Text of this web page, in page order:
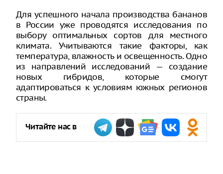
Для успешного начала производства бананов
в России уже проводятся исследования по
выбору оптимальных сортов для местного
климата. Учитываются такие факторы, как
температура, влажность и освещенность. Одно
из направлений исследований — создание
новых гибридов, которые смогут
адаптироваться к условиям южных регионов
страны.
Читайте нас в